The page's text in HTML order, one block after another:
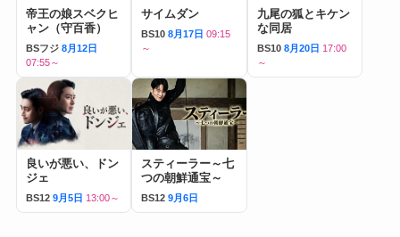
帝王の娘スベクヒ
ャン（守百香）
BSフジ 8月12日
07:55～
サイムダン
BS10 8月17日 09:15
～
九尾の狐とキケン
な同居
BS10 8月20日 17:00
～
良いが悪い、ドン
ジェ
BS12 9月5日 13:00～
スティーラー～七
つの朝鮮通宝～
BS12 9月6日